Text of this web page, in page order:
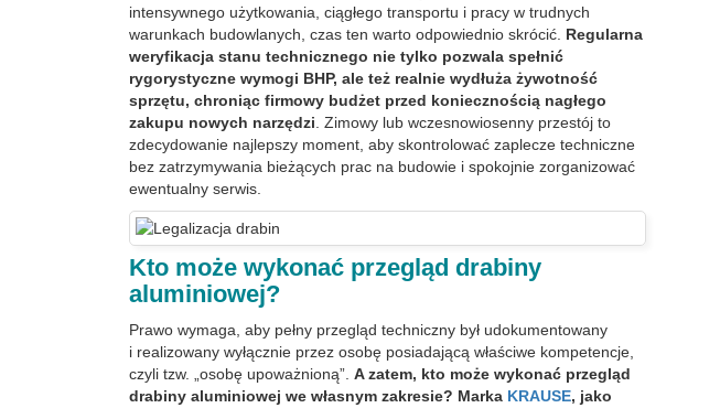
intensywnego użytkowania, ciągłego transportu i pracy w trudnych
warunkach budowlanych, czas ten warto odpowiednio skrócić. Regularna
weryfikacja stanu technicznego nie tylko pozwala spełnić
rygorystyczne wymogi BHP, ale też realnie wydłuża żywotność
sprzętu, chroniąc firmowy budżet przed koniecznością nagłego
zakupu nowych narzędzi . Zimowy lub wczesnowiosenny przestój to
zdecydowanie najlepszy moment, aby skontrolować zaplecze techniczne
bez zatrzymywania bieżących prac na budowie i spokojnie zorganizować
ewentualny serwis.
Kto może wykonać przegląd drabiny
aluminiowej?
Prawo wymaga, aby pełny przegląd techniczny był udokumentowany
i realizowany wyłącznie przez osobę posiadającą właściwe kompetencje,
czyli tzw. „osobę upoważnioną”. A zatem, kto może wykonać przegląd
drabiny aluminiowej we własnym zakresie? Marka KRAUSE, jako